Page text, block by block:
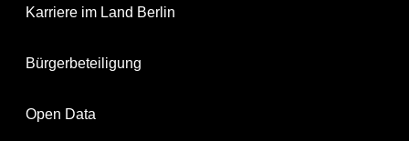
Karriere im Land Berlin
Bürgerbeteiligung
Open Data